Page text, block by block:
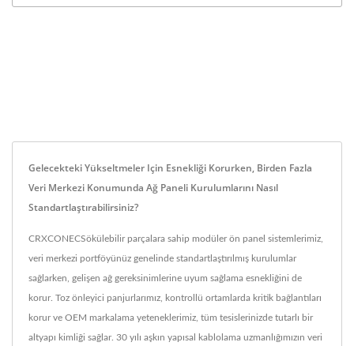
Gelecekteki Yükseltmeler Için Esnekliği Korurken, Birden Fazla
Veri Merkezi Konumunda Ağ Paneli Kurulumlarını Nasıl
Standartlaştırabilirsiniz?
CRXCONECSökülebilir parçalara sahip modüler ön panel sistemlerimiz,
veri merkezi portföyünüz genelinde standartlaştırılmış kurulumlar
sağlarken, gelişen ağ gereksinimlerine uyum sağlama esnekliğini de
korur. Toz önleyici panjurlarımız, kontrollü ortamlarda kritik bağlantıları
korur ve OEM markalama yeteneklerimiz, tüm tesislerinizde tutarlı bir
altyapı kimliği sağlar. 30 yılı aşkın yapısal kablolama uzmanlığımızın veri